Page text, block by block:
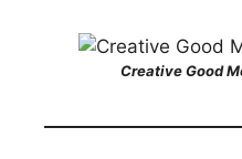
Creative Good